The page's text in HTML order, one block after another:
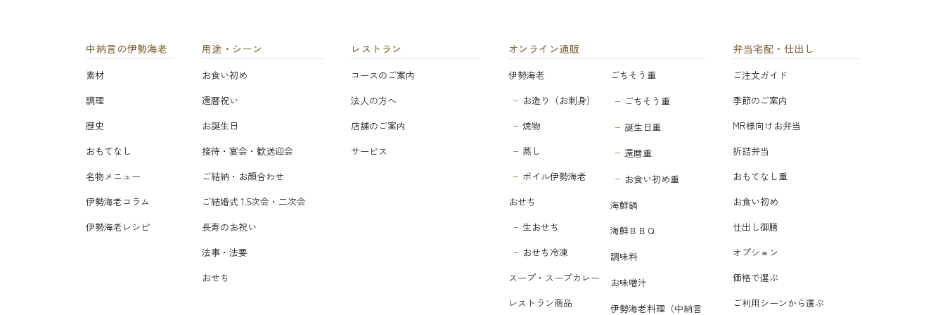
中納言の伊勢海老
素材
調理
歴史
おもてなし
名物メニュー
伊勢海老コラム
伊勢海老レシピ
用途・シーン
お食い初め
還暦祝い
お誕生日
接待・宴会・歓送迎会
ご結納・お顔合わせ
ご結婚式 1.5次会・二次会
長寿のお祝い
法事・法要
おせち
レストラン
コースのご案内
法人の方へ
店舗のご案内
サービス
オンライン通販
伊勢海老
お造り（お刺身）
焼物
蒸し
ボイル伊勢海老
おせち
生おせち
おせち冷凍
スープ・スープカレー
レストラン商品
ごちそう重
ごちそう重
誕生日重
還暦重
お食い初め重
海鮮鍋
海鮮ＢＢＱ
調味料
お味噌汁
伊勢海老料理（中納言
弁当宅配・仕出し
ご注文ガイド
季節のご案内
MR様向けお弁当
折詰弁当
おもてなし重
お食い初め
仕出し御膳
オプション
価格で選ぶ
ご利用シーンから選ぶ